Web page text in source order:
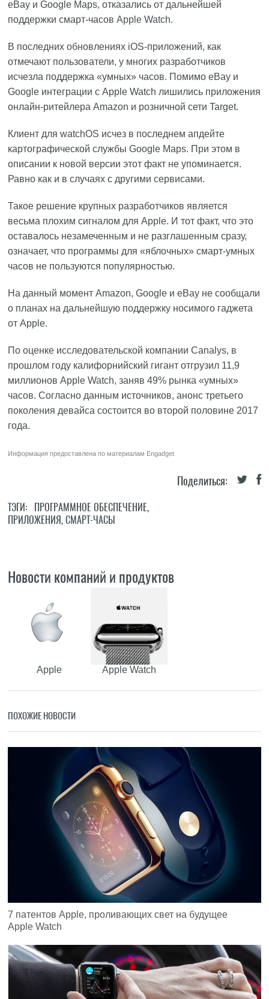
eBay и Google Maps, отказались от дальнейшей
поддержки смарт-часовApple Watch.
В последних обновлениях iOS-приложений, как
отмечают пользователи, у многих разработчиков
исчезла поддержка «умных» часов. Помимо eBay и
Google интеграции с Apple Watch лишились приложения
онлайн-ритейлера Amazon и розничной сети Target.
Клиент для watchOS исчез в последнем апдейте
картографической службы Google Maps. При этом в
описании к новой версии этот факт не упоминается.
Равно как и в случаях с другими сервисами.
Такое решение крупных разработчиков является
весьма плохим сигналом для Apple. И тот факт, что это
оставалось незамеченным и не разглашенным сразу,
означает, что программы для «яблочных» смарт-умных
часов не пользуются популярностью.
На данный момент Amazon, Google и eBay не сообщали
о планах на дальнейшую поддержку носимого гаджета
от Apple.
По оценке исследовательской компании Canalys, в
прошлом году калифорнийский гигант отгрузил 11,9
миллионов Apple Watch, заняв 49% рынка «умных»
часов. Согласно данным источников, анонс третьего
поколения девайса состоится во второй половине 2017
года.
Информация предоставлена по материалам Engadget
Поделиться:
ТЭГИ: ПРОГРАММНОЕ ОБЕСПЕЧЕНИЕ,
ПРИЛОЖЕНИЯ,СМАРТ-ЧАСЫ
Новости компаний и продуктов
Apple Apple Watch
ПОХОЖИЕ НОВОСТИ
7 патентов Apple, проливающих свет на будущее
Apple Watch